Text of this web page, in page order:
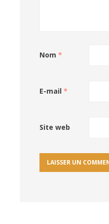
Nom *
E-mail *
Site web